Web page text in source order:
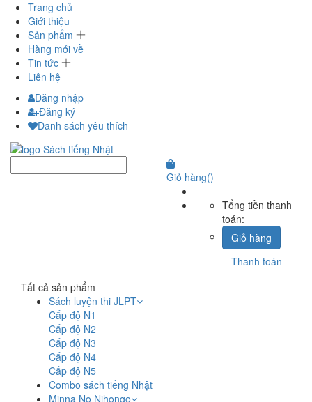
Trang chủ
Giới thiệu
Sản phẩm
Hàng mới về
Tin tức
Liên hệ
Đăng nhập
Đăng ký
Danh sách yêu thích
Giỏ hàng()
Tổng tiền thanh
toán:
Giỏ hàng
Thanh toán
Tất cả sản phẩm
Sách luyện thi JLPT
Cấp độ N1
Cấp độ N2
Cấp độ N3
Cấp độ N4
Cấp độ N5
Combo sách tiếng Nhật
Minna No Nihongo